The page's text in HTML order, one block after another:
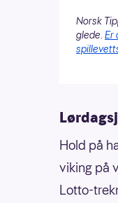
Norsk
glede. Er
Hold på
viking på
Lotto-